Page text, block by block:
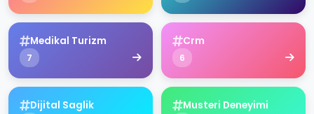
Medikal Turizm
7
Crm
6
Dijital Saglik Musteri Deneyimi